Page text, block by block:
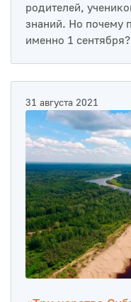
родителей,
знаний. Но почему
именно 1 сентября?
31 августа 2021